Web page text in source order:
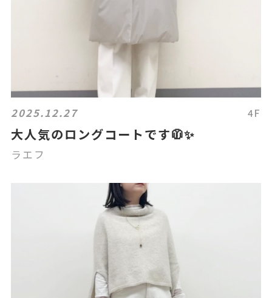
2025.12.27 4F
大人気のロングコートです🧥✨
ラエフ